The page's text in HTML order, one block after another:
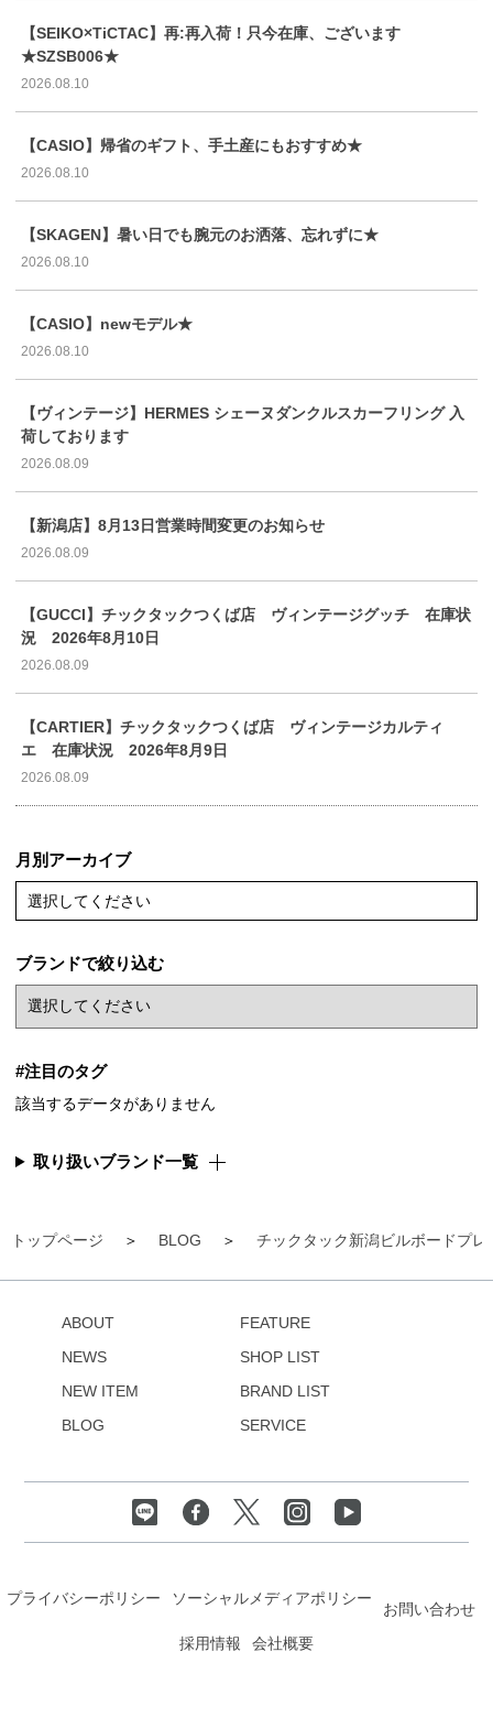
トップページ BLOG チックタック新潟ビルボードプレ
【SEIKO×TiCTAC】再:再入荷！只今在庫、ございます
★SZSB006★
2026.08.10
【CASIO】帰省のギフト、手土産にもおすすめ★
2026.08.10
【SKAGEN】暑い日でも腕元のお洒落、忘れずに★
2026.08.10
【CASIO】newモデル★
2026.08.10
【ヴィンテージ】HERMES シェーヌダンクルスカーフリング 入
荷しております
2026.08.09
【新潟店】8月13日営業時間変更のお知らせ
2026.08.09
【GUCCI】チックタックつくば店 ヴィンテージグッチ 在庫状
況 2026年8月10日
2026.08.09
【CARTIER】チックタックつくば店 ヴィンテージカルティ
エ 在庫状況 2026年8月9日
2026.08.09
月別アーカイブ
選択してください
ブランドで絞り込む
#注目のタグ
該当するデータがありません
取り扱いブランド一覧
ABOUT
NEWS
NEW ITEM
BLOG
FEATURE
SHOP LIST
BRAND LIST
SERVICE
プライバシーポリシー ソーシャルメディアポリシー
お問い合わせ
採用情報
会社概要